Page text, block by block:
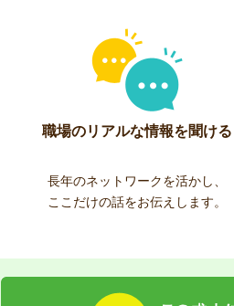
職場のリアルな情報を聞ける
長年のネットワークを活かし、
ここだけの話をお伝えします。